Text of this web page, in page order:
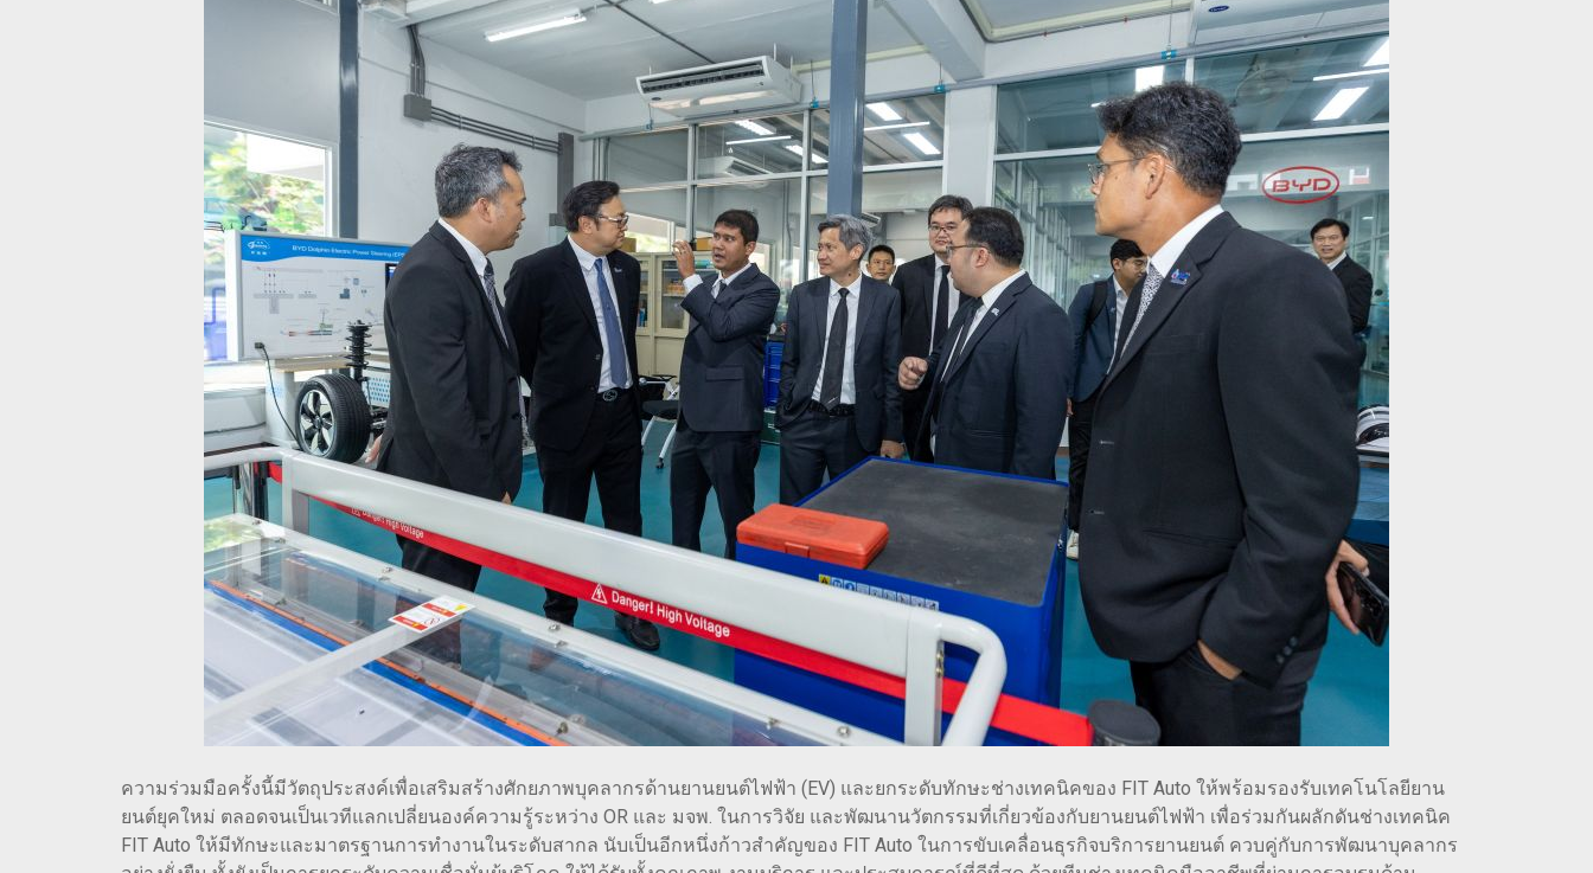
ความร่วมมือครั้งนี้มีวัตถุประสงค์เพื่อเสริมสร้างศักยภาพบุคลากรด้านยานยนต์ไฟฟ้า (EV) และยกระดับทักษะช่างเทคนิคของ FIT Auto ให้พร้อมรองรับเทคโนโลยียาน
ยนต์ยุคใหม่ ตลอดจนเป็นเวทีแลกเปลี่ยนองค์ความรู้ระหว่าง OR และ มจพ. ในการวิจัย และพัฒนานวัตกรรมที่เกี่ยวข้องกับยานยนต์ไฟฟ้า เพื่อร่วมกันผลักดันช่างเทคนิค
FIT Auto ให้มีทักษะและมาตรฐานการทำงานในระดับสากล นับเป็นอีกหนึ่งก้าวสำคัญของ FIT Auto ในการขับเคลื่อนธุรกิจบริการยานยนต์ ควบคู่กับการพัฒนาบุคลากร